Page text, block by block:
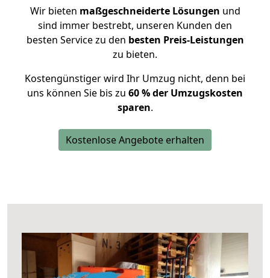
Wir bieten maßgeschneiderte Lösungen und
sind immer bestrebt, unseren Kunden den
besten Service zu den besten Preis-Leistungen
zu bieten.
Kostengünstiger wird Ihr Umzug nicht, denn bei
uns können Sie bis zu 60 % der Umzugskosten
sparen.
Kostenlose Angebote erhalten